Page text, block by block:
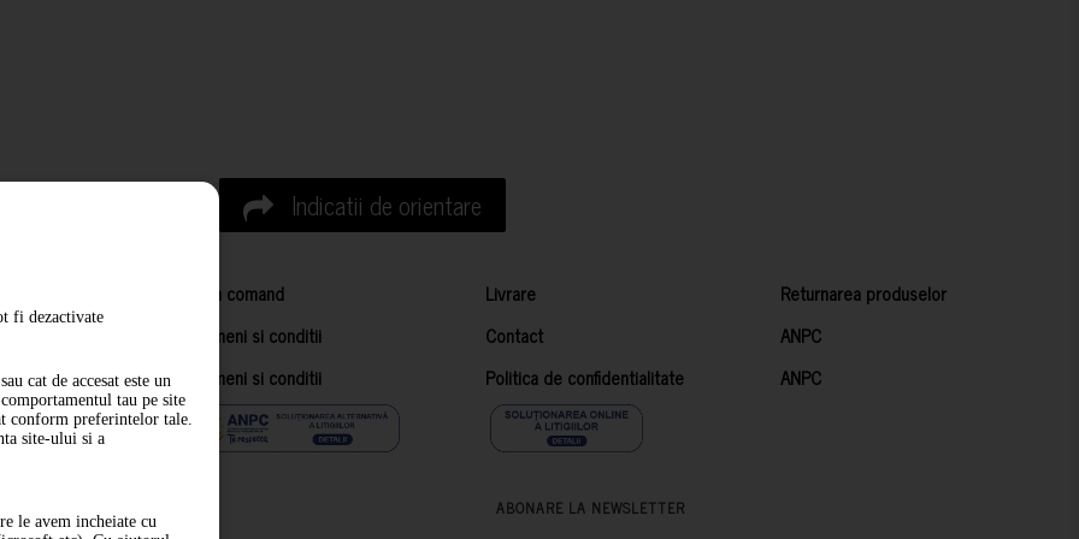
Indicatii de orientare
Cum comand Livrare
Returnarea produselor
Termeni si conditii
Contact
ANPC
Termeni si conditii
Politica de confidentialitate ANPC
ABONARE LA NEWSLETTER
fi dezactivate
cat de accesat este un
tau pe site
conform preferintelor tale.
site-ului si a
le avem incheiate cu